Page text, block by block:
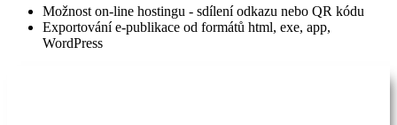
Možnost on-line hostingu - sdílení odkazu nebo QR kódu
Exportování e-publikace od formátů html, exe, app,
WordPress